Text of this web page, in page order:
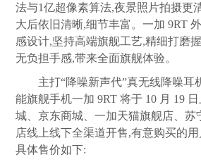
法与1亿超像素算法,夜景照片拍摄更
大后依旧清晰,细节丰富。一加 9RT
感设计,坚持高端旗舰工艺,精细打磨
无负担手感,带来全面旗舰体验。
主打“降噪新声代”真无线降噪耳
能旗舰手机一加 9RT 将于 10 月 19
城、京东商城、一加天猫旗舰店、苏
店线上线下全渠道开售,有意购买的
具体售价如下: